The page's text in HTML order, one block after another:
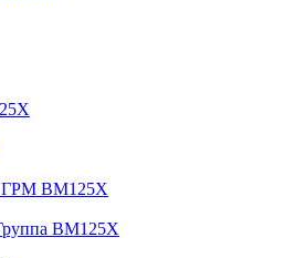
ГРМ BM125X
BM125X